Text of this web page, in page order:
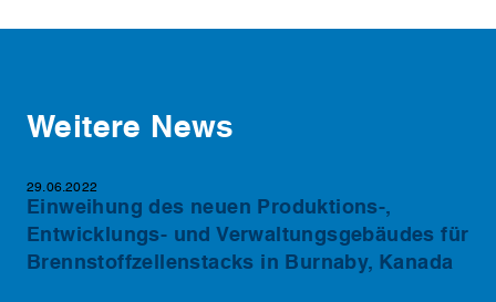
Weitere News
29.06.2022
Einweihung des neuen Produktions-,
Entwicklungs- und Verwaltungsgebäudes für
Brennstoffzellenstacks in Burnaby, Kanada